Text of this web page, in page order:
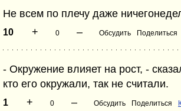
Не всем по плечу даже
10 + 0 – Обсудить Поделиться
- Окружение влияет на рост, -
кто его окружали, так не считали.
1 + 0 – Обсудить Поделиться